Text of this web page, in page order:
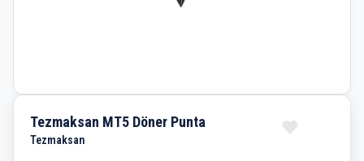
Tezmaksan MT5 Döner Punta
Tezmaksan